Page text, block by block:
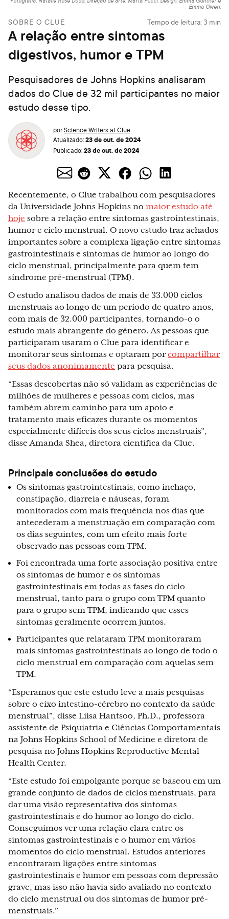
Emma Owen.
SOBRE O CLUE Tempo de leitura: 3 min
A relação entre sintomas
digestivos, humor e TPM
Pesquisadores de Johns Hopkins analisaram
dados do Clue de 32 mil participantes no maior
estudo desse tipo.
porScience Writers at Clue
Atualizado:23 de out. de 2024
Publicado:23 de out. de 2024
Recentemente, o Clue trabalhou com pesquisadores
da Universidade Johns Hopkins no maior estudo até
hoje sobre a relação entre sintomas gastrointestinais,
humor e ciclo menstrual. O novo estudo traz achados
importantes sobre a complexa ligação entre sintomas
gastrointestinais e sintomas de humor ao longo do
ciclo menstrual, principalmente para quem tem
síndrome pré-menstrual (TPM).
O estudo analisou dados de mais de 33.000 ciclos
menstruais ao longo de um período de quatro anos,
com mais de 32.000 participantes, tornando-o o
estudo mais abrangente do gênero. As pessoas que
participaram usaram o Clue para identificar e
monitorar seus sintomas e optaram porcompartilhar
seus dados anonimamente para pesquisa.
“Essas descobertas não só validam as experiências de
milhões de mulheres e pessoas com ciclos, mas
também abrem caminho para um apoio e
tratamento mais eficazes durante os momentos
especialmente difíceis dos seus ciclos menstruais”,
disse Amanda Shea, diretora científica da Clue.
Principais conclusões do estudo
Os sintomas gastrointestinais, como inchaço,
constipação, diarreia e náuseas, foram
monitorados com mais frequência nos dias que
antecederam a menstruação em comparação com
os dias seguintes, com um efeito mais forte
observado nas pessoas com TPM.
Foi encontrada uma forte associação positiva entre
os sintomas de humor e os sintomas
gastrointestinais em todas as fases do ciclo
menstrual, tanto para o grupo com TPM quanto
para o grupo sem TPM, indicando que esses
sintomas geralmente ocorrem juntos.
Participantes que relataram TPM monitoraram
mais sintomas gastrointestinais ao longo de todo o
ciclo menstrual em comparação com aquelas sem
TPM.
“Esperamos que este estudo leve a mais pesquisas
sobre o eixo intestino-cérebro no contexto da saúde
menstrual”, disse Liisa Hantsoo, Ph.D., professora
assistente de Psiquiatria e Ciências Comportamentais
na Johns Hopkins School of Medicine e diretora de
pesquisa no Johns Hopkins Reproductive Mental
Health Center.
“Este estudo foi empolgante porque se baseou em um
grande conjunto de dados de ciclos menstruais, para
dar uma visão representativa dos sintomas
gastrointestinais e do humor ao longo do ciclo.
Conseguimos ver uma relação clara entre os
sintomas gastrointestinais e o humor em vários
momentos do ciclo menstrual. Estudos anteriores
encontraram ligações entre sintomas
gastrointestinais e humor em pessoas com depressão
grave, mas isso não havia sido avaliado no contexto
do ciclo menstrual ou dos sintomas de humor pré-
menstruais.”